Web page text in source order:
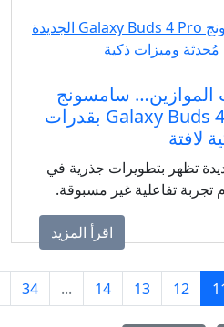
سامسونج
تستعد لإطلاق Galaxy Buds 4 Pro بقدرات
جذرية في
غير مسبوقة.
اقرأ المزيد